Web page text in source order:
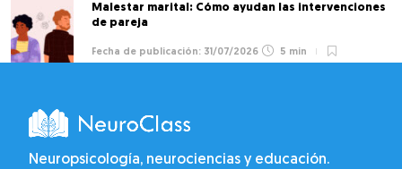
Malestar marital: Cómo ayudan las intervenciones
de pareja
31/07/2026 5 min
Neuropsicología, neurociencias y educación.